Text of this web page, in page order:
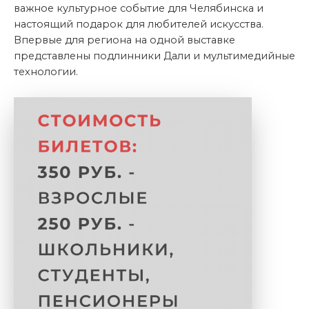
важное культурное событие для Челябинска и
настоящий подарок для любителей искусства.
Впервые для региона на одной выставке
представлены подлинники Дали и мультимедийные
технологии.